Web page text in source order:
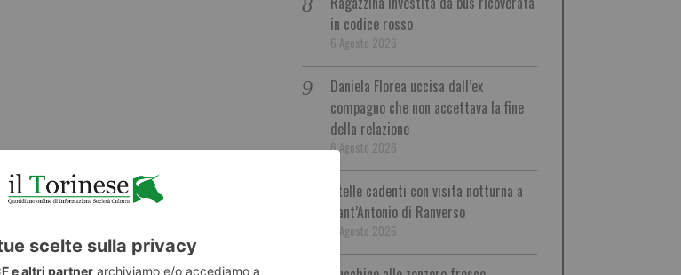
in codice rosso
6 Agosto 2026
Daniela Florea uccisa dall’ex
compagno che non accettava la fine
della relazione
6 Agosto 2026
Stelle cadenti con visita notturna a
Sant’Antonio di Ranverso
6 Agosto 2026